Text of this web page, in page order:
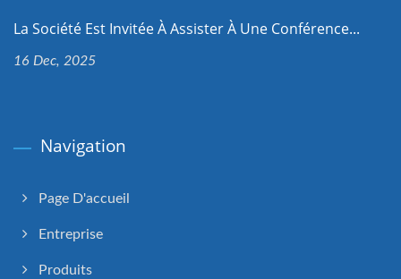
La Société Est Invitée À Assister À Une Conférence...
16 Dec, 2025
Navigation
Page D'accueil
Entreprise
Produits